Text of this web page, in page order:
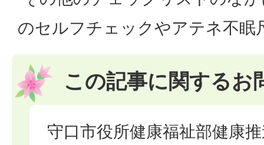
のセルフチェックやアテネ不眠
この記事に関するお
守口市役所健康福祉部健康